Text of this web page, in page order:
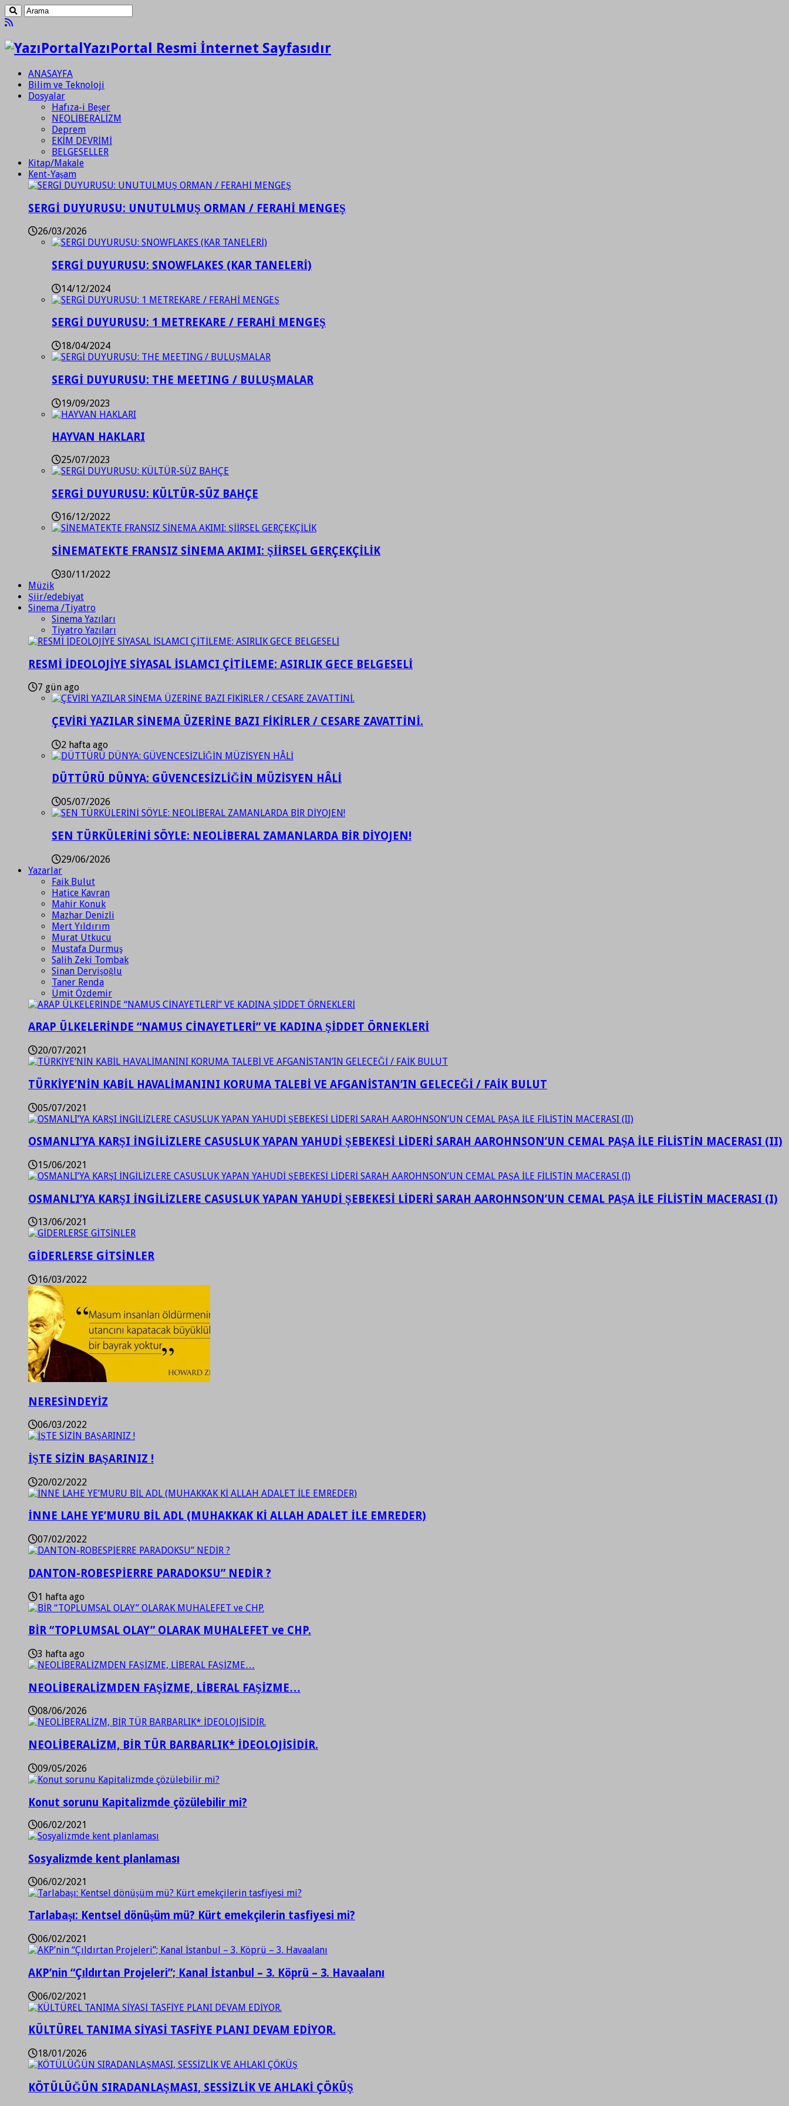
YazıPortal Resmi İnternet Sayfasıdır
ANASAYFA
Bilim ve Teknoloji
Dosyalar
Hafıza-i Beşer
NEOLİBERALİZM
Deprem
EKİM DEVRİMİ
BELGESELLER
Kitap/Makale
Kent-Yaşam
SERGİ DUYURUSU: UNUTULMUŞ ORMAN / FERAHİ MENGEŞ
26/03/2026
SERGİ DUYURUSU: SNOWFLAKES (KAR TANELERİ)
14/12/2024
SERGİ DUYURUSU: 1 METREKARE / FERAHİ MENGEŞ
18/04/2024
SERGİ DUYURUSU: THE MEETING / BULUŞMALAR
19/09/2023
HAYVAN HAKLARI
25/07/2023
SERGİ DUYURUSU: KÜLTÜR-SÜZ BAHÇE
16/12/2022
SİNEMATEKTE FRANSIZ SİNEMA AKIMI: ŞİİRSEL GERÇEKÇİLİK
30/11/2022
Müzik
Şiir/edebiyat
Sinema /Tiyatro
Sinema Yazıları
Tiyatro Yazıları
RESMİ İDEOLOJİYE SİYASAL İSLAMCI ÇİTİLEME: ASIRLIK GECE BELGESELİ
7 gün ago
ÇEVİRİ YAZILAR SİNEMA ÜZERİNE BAZI FİKİRLER / CESARE ZAVATTİNİ.
2 hafta ago
DÜTTÜRÜ DÜNYA: GÜVENCESİZLİĞİN MÜZİSYEN HÂLİ
05/07/2026
SEN TÜRKÜLERİNİ SÖYLE: NEOLİBERAL ZAMANLARDA BİR DİYOJEN!
29/06/2026
Yazarlar
Faik Bulut
Hatice Kavran
Mahir Konuk
Mazhar Denizli
Mert Yıldırım
Murat Utkucu
Mustafa Durmuş
Salih Zeki Tombak
Sinan Dervişoğlu
Taner Renda
Ümit Özdemir
ARAP ÜLKELERİNDE “NAMUS CİNAYETLERİ” VE KADINA ŞİDDET ÖRNEKLERİ
20/07/2021
TÜRKİYE’NİN KABİL HAVALİMANINI KORUMA TALEBİ VE AFGANİSTAN’IN GELECEĞİ / FAİK BULUT
05/07/2021
OSMANLI’YA KARŞI İNGİLİZLERE CASUSLUK YAPAN YAHUDİ ŞEBEKESİ LİDERİ SARAH AAROHNSON’UN CEMAL PAŞA İLE FİLİSTİN MACERASI (II)
15/06/2021
OSMANLI’YA KARŞI İNGİLİZLERE CASUSLUK YAPAN YAHUDİ ŞEBEKESİ LİDERİ SARAH AAROHNSON’UN CEMAL PAŞA İLE FİLİSTİN MACERASI (I)
13/06/2021
GİDERLERSE GİTSİNLER
16/03/2022
NERESİNDEYİZ
06/03/2022
İŞTE SİZİN BAŞARINIZ !
20/02/2022
İNNE LAHE YE’MURU BİL ADL (MUHAKKAK Kİ ALLAH ADALET İLE EMREDER)
07/02/2022
DANTON-ROBESPİERRE PARADOKSU” NEDİR ?
1 hafta ago
BİR “TOPLUMSAL OLAY” OLARAK MUHALEFET ve CHP.
3 hafta ago
NEOLİBERALİZMDEN FAŞİZME, LİBERAL FAŞİZME…
08/06/2026
NEOLİBERALİZM, BİR TÜR BARBARLIK* İDEOLOJİSİDİR.
09/05/2026
Konut sorunu Kapitalizmde çözülebilir mi?
06/02/2021
Sosyalizmde kent planlaması
06/02/2021
Tarlabaşı: Kentsel dönüşüm mü? Kürt emekçilerin tasfiyesi mi?
06/02/2021
AKP’nin “Çıldırtan Projeleri”; Kanal İstanbul – 3. Köprü – 3. Havaalanı
06/02/2021
KÜLTÜREL TANIMA SİYASİ TASFİYE PLANI DEVAM EDİYOR.
18/01/2026
KÖTÜLÜĞÜN SIRADANLAŞMASI, SESSİZLİK VE AHLAKİ ÇÖKÜŞ